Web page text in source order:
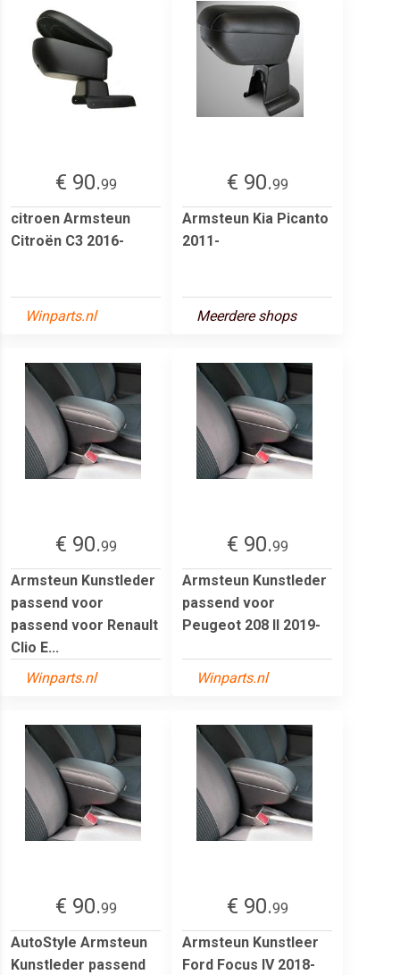
€ 90.99
citroen Armsteun
Citroën C3 2016-
Winparts.nl
€ 90.99
Armsteun Kia Picanto
2011-
Meerdere shops
€ 90.99
Armsteun Kunstleder
passend voor
passend voor Renault
Clio E...
Winparts.nl
€ 90.99
Armsteun Kunstleder
passend voor
Peugeot 208 II 2019-
Winparts.nl
€ 90.99
AutoStyle Armsteun
Kunstleder passend
€ 90.99
Armsteun Kunstleer
Ford Focus IV 2018-